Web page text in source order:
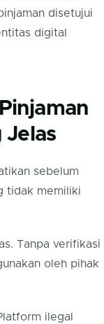
disetujui
digital
Jelas
sebelum
tidak memiliki
Tanpa verifikasi
oleh pihak
ilegal